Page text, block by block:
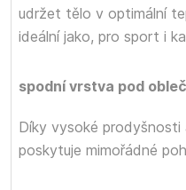
udržet tělo v optimální
ideální jako
spodní vrstva pod
, pro sport i
Díky vysoké prodyšnosti
poskytuje mimořádné